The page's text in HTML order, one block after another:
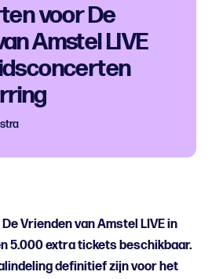
voor De
Amstel LIVE
Vrienden van Amstel LIVE in
5.000 extra tickets beschikbaar.
definitief zijn voor het